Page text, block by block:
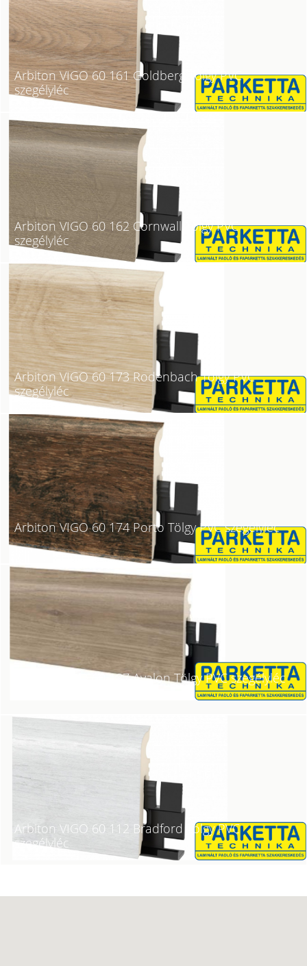
Arbiton VIGO 60 161 Goldberg Tölgy PVC
szegélyléc
Arbiton VIGO 60 162 Cornwall Tölgy PVC
szegélyléc
Arbiton VIGO 60 173 Rodenbach Tölgy PVC
szegélyléc
Arbiton VIGO 60 174 Porto Tölgy PVC szegélyléc
Arbiton VIGO 60 187 Avalon Tölgy PVC szegélyléc
Arbiton VIGO 60 112 Bradford Tölgy PVC
szegélyléc